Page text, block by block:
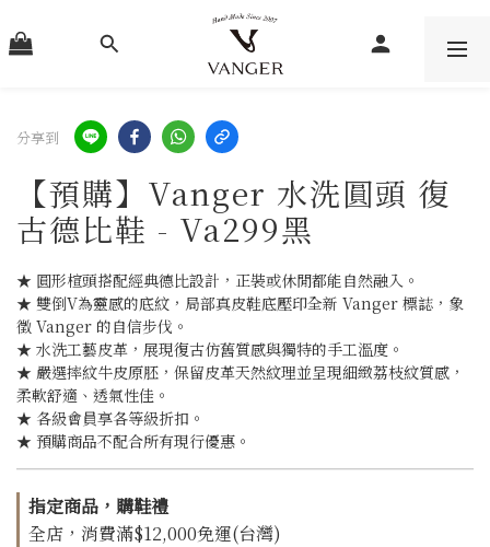
分享到
【預購】Vanger 水洗圓頭 復
古德比鞋 - Va299黑
★ 圓形楦頭搭配經典德比設計，正裝或休閒都能自然融入。
★ 雙倒V為靈感的底紋，局部真皮鞋底壓印全新 Vanger 標誌，象
徵 Vanger 的自信步伐。
★ 水洗工藝皮革，展現復古仿舊質感與獨特的手工溫度。
★ 嚴選摔紋牛皮原胚，保留皮革天然紋理並呈現細緻荔枝紋質感，
柔軟舒適、透氣性佳。
★ 各級會員享各等級折扣。
★ 預購商品不配合所有現行優惠。
指定商品，購鞋禮
全店，消費滿$12,000免運(台灣)